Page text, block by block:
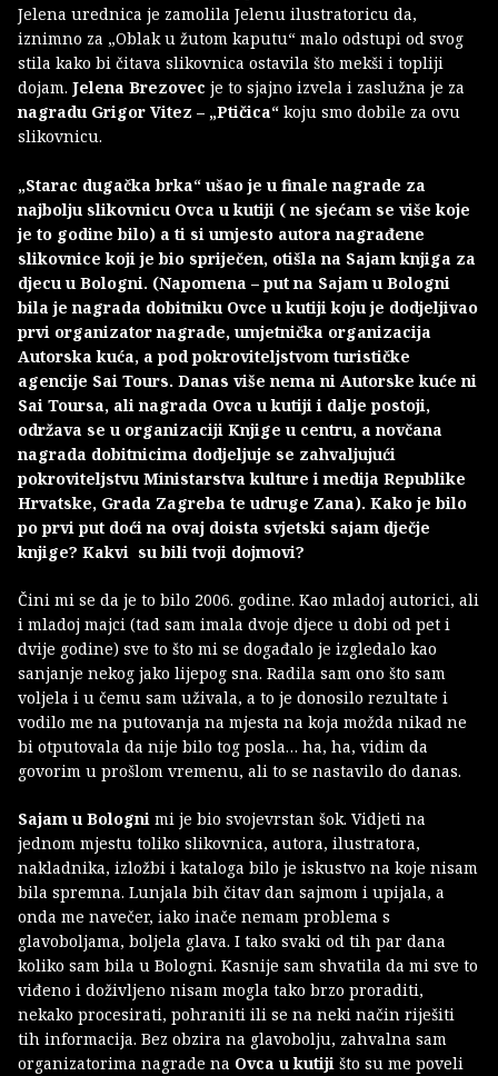
Jelena urednica je zamolila Jelenu ilustratoricu da,
iznimno za „Oblak u žutom kaputu“ malo odstupi od svog
stila kako bi čitava slikovnica ostavila što mekši i topliji
dojam. Jelena Brezovec je to sjajno izvela i zaslužna je za
nagradu Grigor Vitez – „Ptičica“ koju smo dobile za ovu
slikovnicu.
„Starac dugačka brka“ ušao je u finale nagrade za
najbolju slikovnicu Ovca u kutiji ( ne sjećam se više koje
je to godine bilo) a ti si umjesto autora nagrađene
slikovnice koji je bio spriječen, otišla na Sajam knjiga za
djecu u Bologni. (Napomena – put na Sajam u Bologni
bila je nagrada dobitniku Ovce u kutiji koju je dodjeljivao
prvi organizator nagrade, umjetnička organizacija
Autorska kuća, a pod pokroviteljstvom turističke
agencije Sai Tours. Danas više nema ni Autorske kuće ni
Sai Toursa, ali nagrada Ovca u kutiji i dalje postoji,
održava se u organizaciji Knjige u centru, a novčana
nagrada dobitnicima dodjeljuje se zahvaljujući
pokroviteljstvu Ministarstva kulture i medija Republike
Hrvatske, Grada Zagreba te udruge Zana). Kako je bilo
po prvi put doći na ovaj doista svjetski sajam dječje
knjige? Kakvi su bili tvoji dojmovi?
Čini mi se da je to bilo 2006. godine. Kao mladoj autorici, ali
i mladoj majci (tad sam imala dvoje djece u dobi od pet i
dvije godine) sve to što mi se događalo je izgledalo kao
sanjanje nekog jako lijepog sna. Radila sam ono što sam
voljela i u čemu sam uživala, a to je donosilo rezultate i
vodilo me na putovanja na mjesta na koja možda nikad ne
bi otputovala da nije bilo tog posla… ha, ha, vidim da
govorim u prošlom vremenu, ali to se nastavilo do danas.
Sajam u Bologni mi je bio svojevrstan šok. Vidjeti na
jednom mjestu toliko slikovnica, autora, ilustratora,
nakladnika, izložbi i kataloga bilo je iskustvo na koje nisam
bila spremna. Lunjala bih čitav dan sajmom i upijala, a
onda me navečer, iako inače nemam problema s
glavoboljama, boljela glava. I tako svaki od tih par dana
koliko sam bila u Bologni. Kasnije sam shvatila da mi sve to
viđeno i doživljeno nisam mogla tako brzo proraditi,
nekako procesirati, pohraniti ili se na neki način riješiti
tih informacija. Bez obzira na glavobolju, zahvalna sam
organizatorima nagrade na Ovca u kutiji što su me poveli